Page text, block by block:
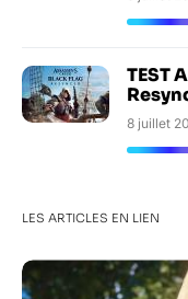
TEST
8 juillet
LES ARTICLES EN LIEN